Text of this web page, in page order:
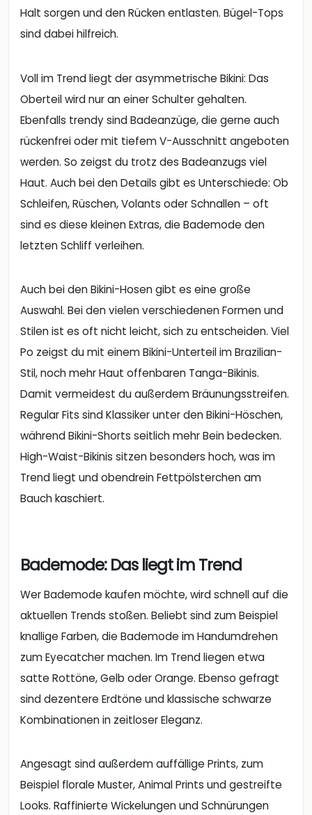
Halt sorgen und den Rücken entlasten. Bügel-Tops
sind dabei hilfreich.
Voll im Trend liegt der asymmetrische Bikini: Das
Oberteil wird nur an einer Schulter gehalten.
Ebenfalls trendy sind Badeanzüge, die gerne auch
rückenfrei oder mit tiefem V-Ausschnitt angeboten
werden. So zeigst du trotz des Badeanzugs viel
Haut. Auch bei den Details gibt es Unterschiede: Ob
Schleifen, Rüschen, Volants oder Schnallen – oft
sind es diese kleinen Extras, die Bademode den
letzten Schliff verleihen.
Auch bei den Bikini-Hosen gibt es eine große
Auswahl. Bei den vielen verschiedenen Formen und
Stilen ist es oft nicht leicht, sich zu entscheiden. Viel
Po zeigst du mit einem Bikini-Unterteil im Brazilian-
Stil, noch mehr Haut offenbaren Tanga-Bikinis.
Damit vermeidest du außerdem Bräunungsstreifen.
Regular Fits sind Klassiker unter den Bikini-Höschen,
während Bikini-Shorts seitlich mehr Bein bedecken.
High-Waist-Bikinis sitzen besonders hoch, was im
Trend liegt und obendrein Fettpölsterchen am
Bauch kaschiert.
Bademode: Das liegt im Trend
Wer Bademode kaufen möchte, wird schnell auf die
aktuellen Trends stoßen. Beliebt sind zum Beispiel
knallige Farben, die Bademode im Handumdrehen
zum Eyecatcher machen. Im Trend liegen etwa
satte Rottöne, Gelb oder Orange. Ebenso gefragt
sind dezentere Erdtöne und klassische schwarze
Kombinationen in zeitloser Eleganz.
Angesagt sind außerdem auffällige Prints, zum
Beispiel florale Muster, Animal Prints und gestreifte
Looks. Raffinierte Wickelungen und Schnürungen